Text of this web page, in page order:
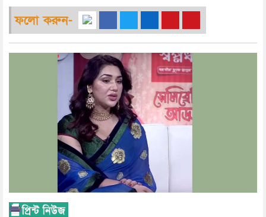
ফলো করুন-